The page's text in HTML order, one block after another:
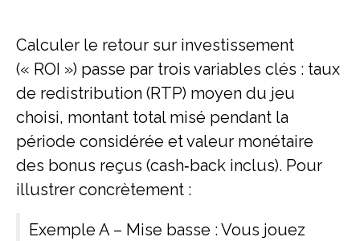
Calculer le retour sur investissement
(« ROI ») passe par trois variables clés : taux
de redistribution (RTP) moyen du jeu
choisi, montant total misé pendant la
période considérée et valeur monétaire
des bonus reçus (cash‑back inclus). Pour
illustrer concrètement :
Exemple A – Mise basse : Vous jouez